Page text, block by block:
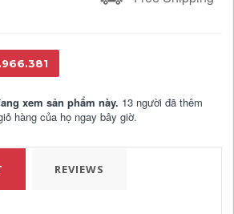
xem sản phẩm này. 13 người đã thêm
hàng của họ ngay bây giờ.
REVIEWS